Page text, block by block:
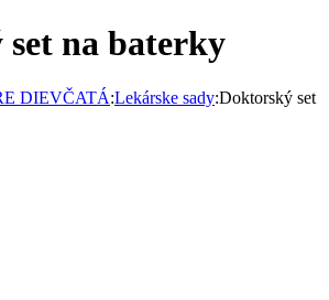
na baterky
DIEVČATÁ:Lekárske sady:Doktorský set